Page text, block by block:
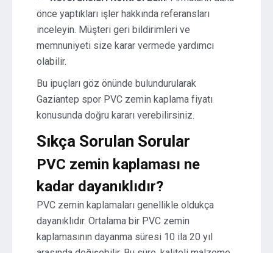
önce yaptıkları işler hakkında referansları
inceleyin. Müşteri geri bildirimleri ve
memnuniyeti size karar vermede yardımcı
olabilir.
Bu ipuçları göz önünde bulundurularak
Gaziantep spor PVC zemin kaplama fiyatı
konusunda doğru kararı verebilirsiniz.
Sıkça Sorulan Sorular
PVC zemin kaplaması ne
kadar dayanıklıdır?
PVC zemin kaplamaları genellikle oldukça
dayanıklıdır. Ortalama bir PVC zemin
kaplamasının dayanma süresi 10 ila 20 yıl